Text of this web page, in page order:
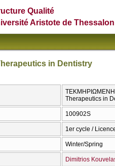
Qualité
Aristote de
in Dentistry
ΤΕΚΜΗΡΙΩΜΕΝΗ
Therapeutics in
100902S
1er cycle /
Winter/Spring
Dimitrios